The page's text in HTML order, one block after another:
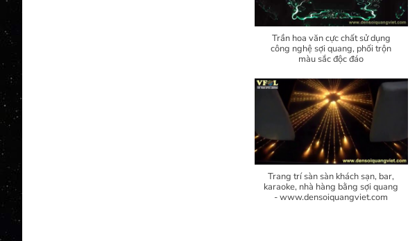
Trần hoa văn cực chất sử dụng
công nghệ sợi quang, phối trộn
màu sắc độc đáo
Trang trí sàn sàn khách sạn, bar,
karaoke, nhà hàng bằng sợi quang
- www.densoiquangviet.com